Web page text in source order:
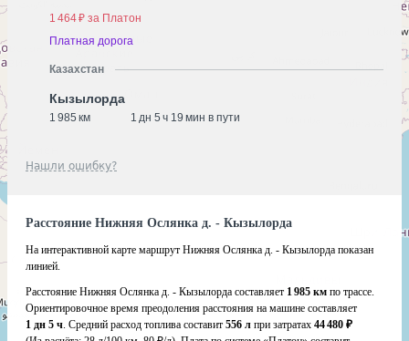
1 464 ₽ за Платон
Платная дорога
Казахстан
Кызылорда
1 985 км 1 дн 5 ч 19 мин в пути
Нашли ошибку?
Расстояние Нижняя Ослянка д. - Кызылорда
На интерактивной карте маршрут Нижняя Ослянка д. - Кызылорда показан
линией.
Расстояние Нижняя Ослянка д. - Кызылорда составляет 1 985 км по трассе.
Ориентировочное время преодоления расстояния на машине составляет
1 дн 5 ч. Средний расход топлива составит 556 л при затратах 44 480 ₽